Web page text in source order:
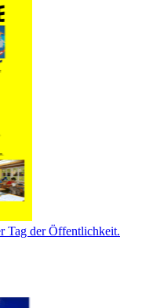
Tag der Öffentlichkeit.